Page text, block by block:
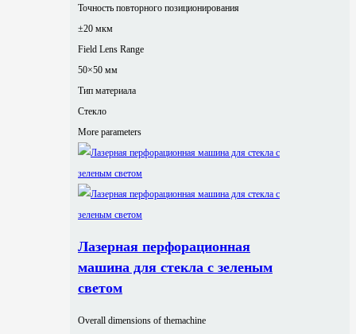
Точность повторного позиционирования
±20 мкм
Field Lens Range
50×50 мм
Тип материала
Стекло
More parameters
Лазерная перфорационная
машина для стекла с зеленым
светом
Overall dimensions of themachine